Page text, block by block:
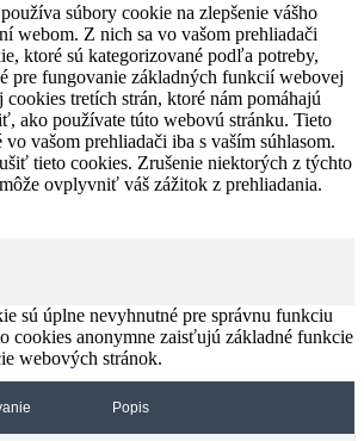
súbory cookie na zlepšenie vášho
webom. Z nich sa vo vašom prehliadači
ktoré sú kategorizované podľa potreby,
pre fungovanie základných funkcií webovej
cookies tretích strán, ktoré nám pomáhajú
ako používate túto webovú stránku. Tieto
vašom prehliadači iba s vaším súhlasom.
tieto cookies. Zrušenie niektorých z týchto
ovplyvniť váš zážitok z prehliadania.
sú úplne nevyhnutné pre správnu funkciu
cookies anonymne zaisťujú základné funkcie
webových stránok.
Popis